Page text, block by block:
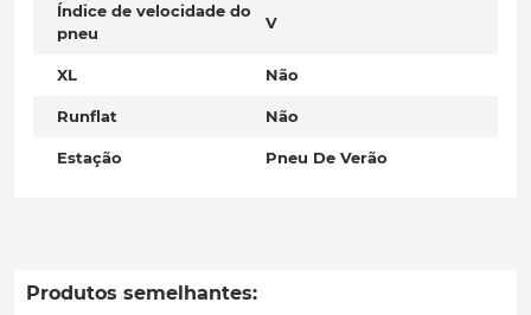
Índice de velocidade do
pneu
V
XL Não
Runflat Não
Estação Pneu De Verão
Produtos semelhantes: